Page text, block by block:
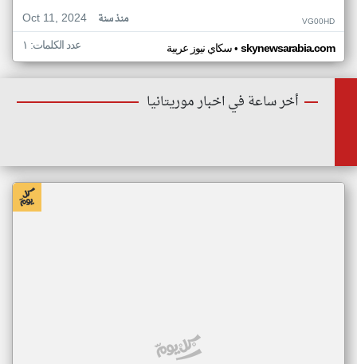
Oct 11, 2024
منذ سنة VG00HD
سكاي نيوز عربية• skynewsarabia.com عدد الكلمات: ١
أخر ساعة في اخبار موريتانيا